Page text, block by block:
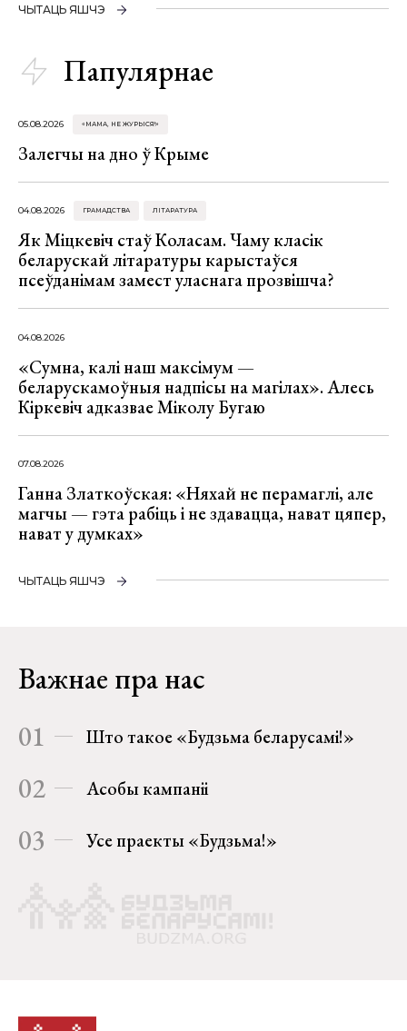
ЧЫТАЦЬ ЯШЧЭ
Папулярнае
05.08.2026 «МАМА, НЕ ЖУРЫСЯ!»
Залегчы на дно ў Крыме
04.08.2026 ГРАМАДСТВА ЛІТАРАТУРА
Як Міцкевіч стаў Коласам. Чаму класік
беларускай літаратуры карыстаўся
псеўданімам замест уласнага прозвішча?
04.08.2026
«Сумна, калі наш максімум —
беларускамоўныя надпісы на магілах». Алесь
Кіркевіч адказвае Міколу Бугаю
07.08.2026
Ганна Златкоўская: «Няхай не перамаглі, але
магчы — гэта рабіць і не здавацца, нават цяпер,
нават у думках»
ЧЫТАЦЬ ЯШЧЭ
Важнае пра нас
01 Што такое «Будзьма беларусамі!»
02 Асобы кампаніі
03 Усе праекты «Будзьма!»